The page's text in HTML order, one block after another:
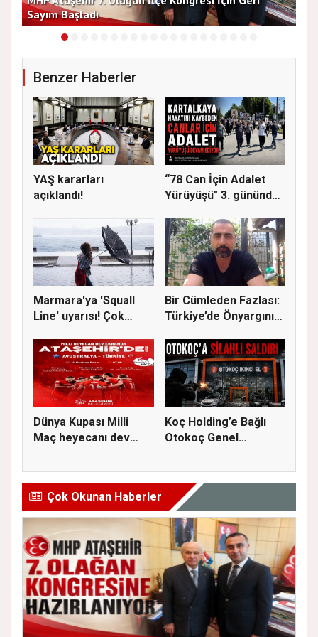
Sayım Başladı
Benzer Haberler
YAŞ kararları
açıklandı!
“78 Can İçin Adalet
Yürüyüşü" 3. gününde
Marmara'ya 'Squall
Line' uyarısı! Çok
Bir Cümleden Fazlası:
Türkiye’de Önyargının
Dünya Kupası Milli
Maç heyecanı dev
Koç Holding’e Bağlı
Otokoç Genel
Çok Okunan Haberler